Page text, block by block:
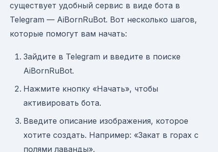
существует удобный сервис в виде бота в
Telegram — AiBornRuBot. Вот несколько шагов,
которые помогут вам начать:
Зайдите в Telegram и введите в поиске
AiBornRuBot.
Нажмите кнопку «Начать», чтобы
активировать бота.
Введите описание изображения, которое
хотите создать. Например: «Закат в горах с
полями лаванды».